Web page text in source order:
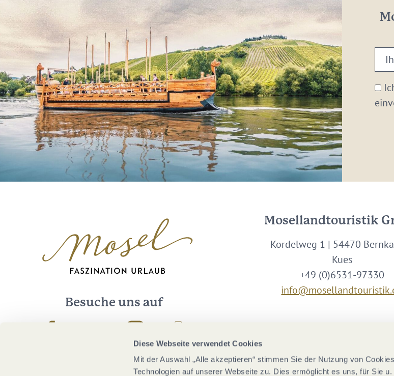
Diese Webseite verwendet Cookies
Mit der Auswahl „Alle akzeptieren“ stimmen Sie der Nutzung von
Technologien auf unserer Webseite zu. Dies ermöglicht es uns, für Sie
Ihre
E-
Besuche uns auf
Mosellandtouristik
Kordelweg 1 | 54470
Kues
+49 (0)6531-97330